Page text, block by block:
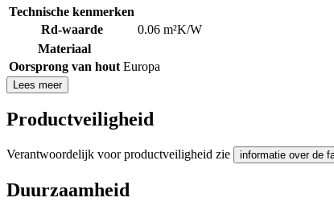
Technische kenmerken
Rd-waarde
0.06 m²K/W
Materiaal
Oorsprong van hout Europa
Lees meer
Productveiligheid
Verantwoordelijk voor productveiligheid zie informatie over de
Duurzaamheid